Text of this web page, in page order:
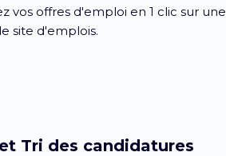
vos offres d'emploi en 1 clic sur une
site d'emplois.
Tri des candidatures